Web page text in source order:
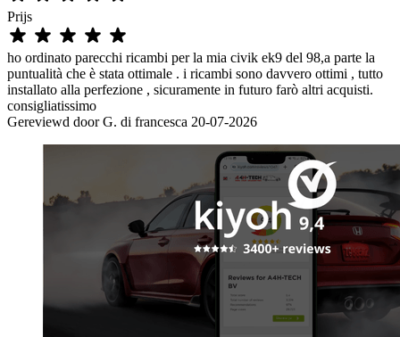
Prijs
ho ordinato parecchi ricambi per la mia civik ek9 del 98,a parte la
puntualità che è stata ottimale . i ricambi sono davvero ottimi , tutto
installato alla perfezione , sicuramente in futuro farò altri acquisti.
consigliatissimo
Gereviewd door G. di francesca 20-07-2026